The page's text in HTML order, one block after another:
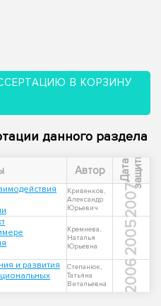
В КОРЗИНУ
данного раздела
Автор Д
а
т
а
з
а
щ
и
т ы
Кривенков,
Александр
Юрьевич
2007
Кремнева,
Наталья
Юрьевна
2005
и развития
Степанюк,
Татьяна
Витальевна
2006